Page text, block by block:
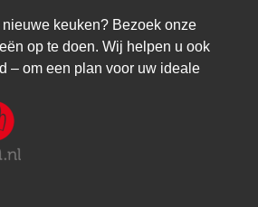
keuken? Bezoek onze
op te doen. Wij helpen u ook
– om een plan voor uw ideale